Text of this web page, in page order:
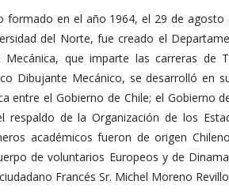
formado en el año 1964, el 29 de agosto
del Norte, fue creado el
que imparte las carreras de
Dibujante Mecánico, se desarrolló en
entre el Gobierno de Chile; el Gobierno
respaldo de la Organización de los
académicos fueron de origen
de voluntarios Europeos y de
Francés Sr. Michel Moreno